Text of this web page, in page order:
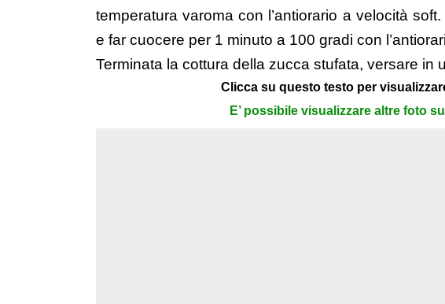
temperatura varoma con l’antiorario a velocità
e far cuocere per 1 minuto a 100 gradi con
Terminata la cottura della zucca stufata, versare in
Clicca su questo testo per
E’ possibile visualizzare altre foto